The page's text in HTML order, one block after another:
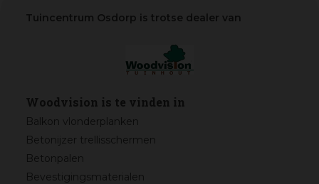
Tuincentrum Osdorp is trotse dealer van
Woodvision is te vinden in
Balkon vlonderplanken
Betonijzer trellisschermen
Betonpalen
Bevestigingsmaterialen